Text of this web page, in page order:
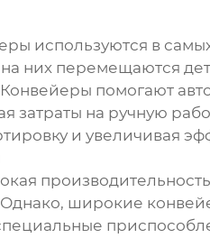
используются в
них перемещаются
помогают
затраты на ручную
и увеличивая
Однако, широкие